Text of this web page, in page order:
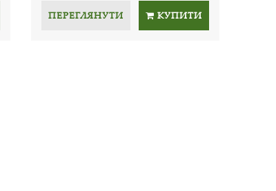
ПЕРЕГЛЯНУТИ КУПИТИ